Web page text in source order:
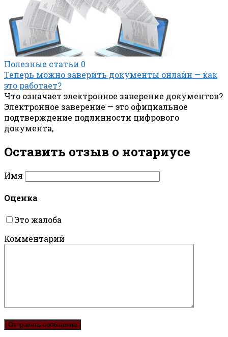
Полезные статьи 0
Теперь можно заверить документы онлайн — как
это работает?
Что означает электронное заверение документов?
Электронное заверение — это официальное
подтверждение подлинности цифрового
документа,
Оставить отзыв о нотариусe
Имя
Оценка
Это жалоба
Комментарий